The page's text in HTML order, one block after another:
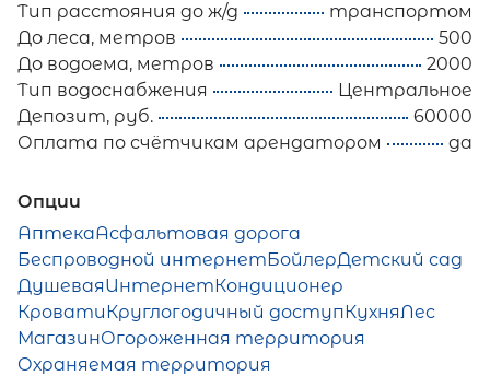
Тип расстояния до ж/д
транспортом
До леса, метров
500
До водоема, метров
2000
Тип водоснабжения
Центральное
Депозит, руб.
60000
Оплата по счётчикам арендатором
да
Опции
АптекаАсфальтовая дорога
Беспроводной интернетБойлерДетский сад
ДушеваяИнтернетКондиционер
КроватиКруглогодичный доступКухняЛес
МагазинОгороженная территория
Охраняемая территория